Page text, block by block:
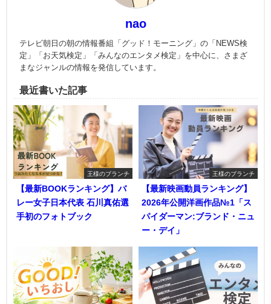
nao
テレビ朝日の朝の情報番組「グッド！モーニング」の「NEWS検
定」「お天気検定」「みんなのエンタメ検定」を中心に、さまざ
まなジャンルの情報を発信しています。
最近書いた記事
王様のブランチ
【最新BOOKランキング】バ
レー女子日本代表 石川真佑選
手初のフォトブック
王様のブランチ
【最新映画動員ランキング】
2026年公開洋画作品№1「ス
パイダーマン:ブランド・ニュ
ー・デイ」